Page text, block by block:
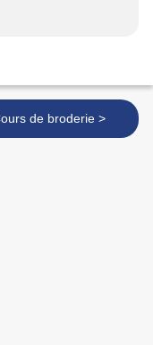
Cours de broderie >